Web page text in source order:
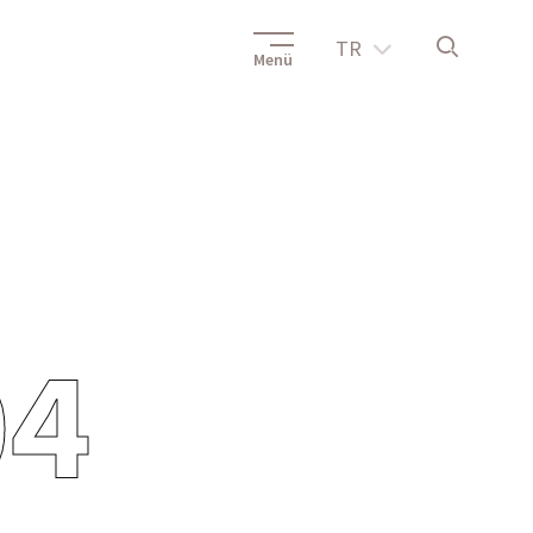
Menü TR